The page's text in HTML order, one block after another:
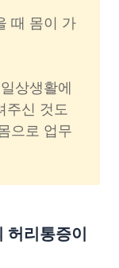
때 몸이 가
상생활에
주신 것도
으로 업무
허리통증이